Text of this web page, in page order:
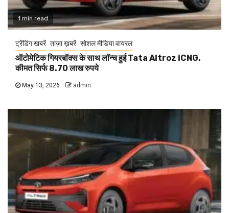
1 min read
ट्रेंडिंग खबरें ताज़ा ख़बरें सोशल मीडिया वायरल
ऑटोमेटिक गियरबॉक्स के साथ लॉन्च हुई Tata Altroz iCNG,
कीमत सिर्फ 8.70 लाख रुपये
May 13, 2026 admin